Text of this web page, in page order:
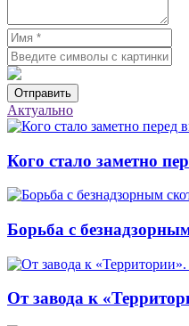
Отправить
Актуально
Кого стало заметно
Борьба с
От завода к